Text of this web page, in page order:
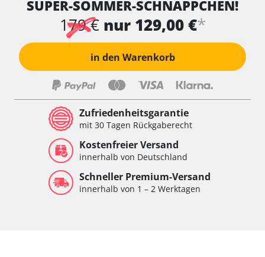
Wischersteuerung
Xenon links
Xenon rechts
Zentrale Bedieneinheit
Zentralelektronik
Zentralelektronik hinten
Zentralelektronik vorne
Zentralelektronik vorne Beifahrer
Zentralelektronik vorne Fahrer
Verfügbarkeit abhängig von Modell, Motorisierung, Ausstattung
und Konfiguration
SUPER-SOMMER-SCHNÄPPCHEN!
179 € nur 129,00 €*
in den Warenkorb
Zufriedenheitsgarantie
mit 30 Tagen Rückgaberecht
Kostenfreier Versand
innerhalb von Deutschland
Schneller Premium-Versand
innerhalb von 1 – 2 Werktagen